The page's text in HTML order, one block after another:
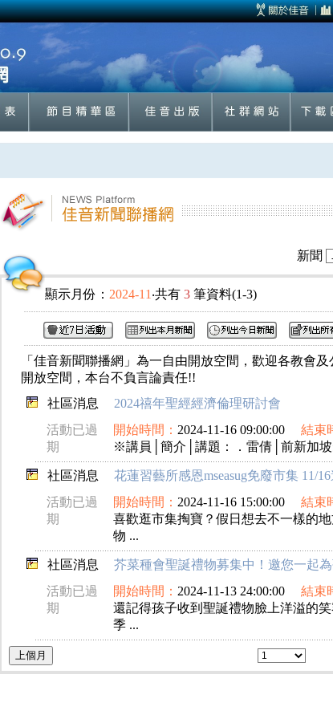
新聞
顯示月份： 2024-11 ‧共有 3筆資料(1-3)
「佳音新聞聯播網」為一自由開放空間，歡迎各教會
開放空間，本台不負言論責任!!
社區消息
2024禧年聖經經濟倫理研討會
活動已過
期
開始時間： 2024-11-16 09:00:00 結束
※講員│簡介│講題：．雷倩│前新加坡
社區消息
花蓮習藝所感恩mseasug免廢市集 11/
活動已過
期
開始時間： 2024-11-16 15:00:00 結束
喜歡逛市集掏寶？假日想去不一樣的
物 ...
社區消息
芥菜種會聖誕禮物募集中！邀您一起
活動已過
期
開始時間： 2024-11-13 24:00:00 結束
還記得孩子收到聖誕禮物臉上洋溢的
季 ...